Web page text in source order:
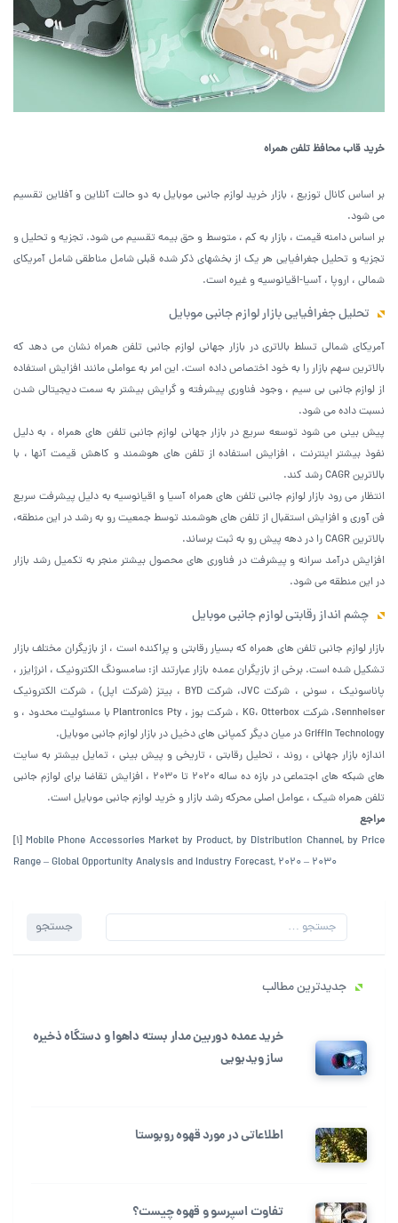
خرید قاب محافظ تلفن همراه
بر اساس کانال توزیع ، بازار خرید لوازم جانبی موبایل به دو حالت آنلاین و آفلاین تقسیم
می شود.
بر اساس دامنه قیمت ، بازار به کم ، متوسط و حق بیمه تقسیم می شود. تجزیه و تحلیل و
تجزیه و تحلیل جغرافیایی هر یک از بخشهای ذکر شده قبلی شامل مناطقی شامل آمریکای
شمالی ، اروپا ، آسیا-اقیانوسیه و غیره است.
تحلیل جغرافیایی بازار لوازم جانبی موبایل
آمریکای شمالی تسلط بالاتری در بازار جهانی لوازم جانبی تلفن همراه نشان می دهد که
بالاترین سهم بازار را به خود اختصاص داده است. این امر به عواملی مانند افزایش استفاده
از لوازم جانبی بی سیم ، وجود فناوری پیشرفته و گرایش بیشتر به سمت دیجیتالی شدن
نسبت داده می شود.
پیش بینی می شود توسعه سریع در بازار جهانی لوازم جانبی تلفن های همراه ، به دلیل
نفوذ بیشتر اینترنت ، افزایش استفاده از تلفن های هوشمند و کاهش قیمت آنها ، با
بالاترین CAGR رشد کند.
انتظار می رود بازار لوازم جانبی تلفن های همراه آسیا و اقیانوسیه به دلیل پیشرفت سریع
فن آوری و افزایش استقبال از تلفن های هوشمند توسط جمعیت رو به رشد در این منطقه،
بالاترین CAGR را در دهه پیش رو به ثبت برساند.
افزایش درآمد سرانه و پیشرفت در فناوری های محصول بیشتر منجر به تکمیل رشد بازار
در این منطقه می شود.
چشم انداز رقابتی لوازم جانبی موبایل
بازار لوازم جانبی تلفن های همراه که بسیار رقابتی و پراکنده است ، از بازیگران مختلف بازار
تشکیل شده است. برخی از بازیگران عمده بازار عبارتند از: سامسونگ الکترونیک ، انرژایزر ،
پاناسونیک ، سونی ، شرکت JVC، شرکت BYD ، بیتز (شرکت اپل) ، شرکت الکترونیک
Sennheiser، شرکت KG، Otterbox ، شرکت بوز ، Plantronics Pty با مسئولیت محدود ، و
Griffin Technology در میان دیگر کمپانی های دخیل در بازار لوازم جانبی موبایل.
اندازه بازار جهانی ، روند ، تحلیل رقابتی ، تاریخی و پیش بینی ، تمایل بیشتر به سایت
های شبکه های اجتماعی در بازه ده ساله 2020 تا 2030 ، افزایش تقاضا برای لوازم جانبی
تلفن همراه شیک ، عوامل اصلی محرکه رشد بازار و خرید لوازم جانبی موبایل است.
مراجع
[1] Mobile Phone Accessories Market by Product, by Distribution Channel, by Price
Range – Global Opportunity Analysis and Industry Forecast, 2020 – 2030
جستجو
جستجو
جدیدترین مطالب
خرید عمده دوربین مدار بسته داهوا و دستگاه ذخیره
ساز ویدیویی
اطلاعاتی در مورد قهوه روبوستا
تفاوت اسپرسو و قهوه چیست؟